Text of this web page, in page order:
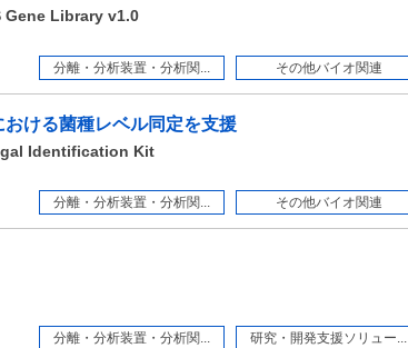
Library v1.0
分離・分析装置・分析関...
その他バイオ関連
ける菌種レベル同定を支援
Identification Kit
分離・分析装置・分析関...
その他バイオ関連
分離・分析装置・分析関...
研究・開発支援ソリュー...